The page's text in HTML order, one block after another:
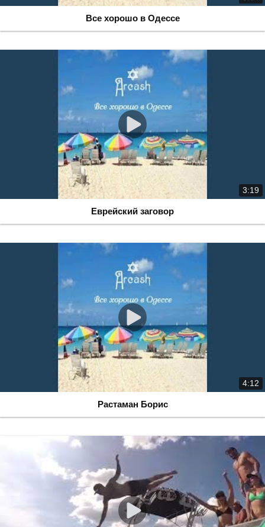
Все хорошо в Одессе
3:19
Еврейский заговор
4:12
Растаман Борис